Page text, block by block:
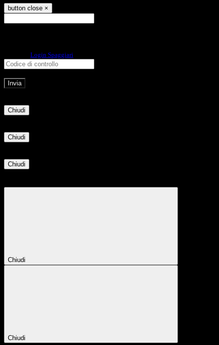
button close ×
Login Spaggiari
Chiudi
Chiudi
Chiudi
Chiudi
Chiudi